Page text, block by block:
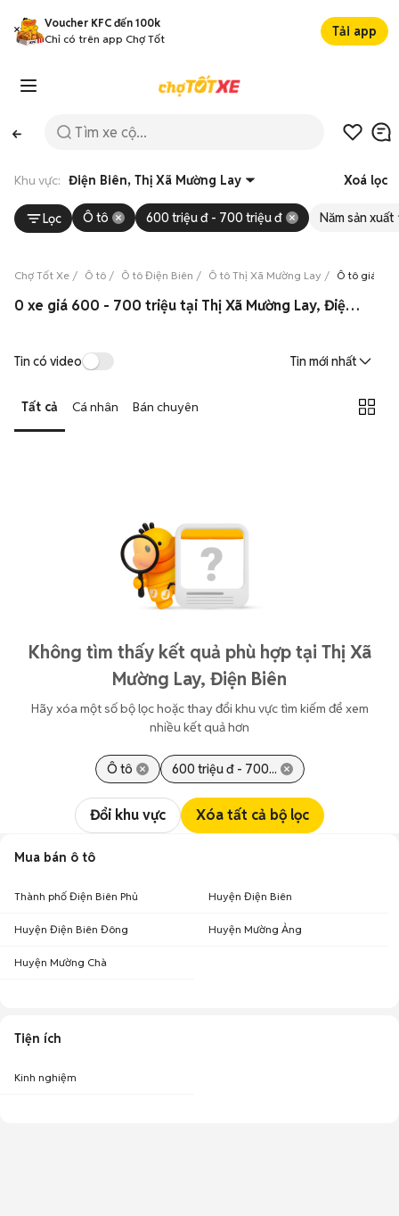
Voucher KFC đến 100k
Chỉ có trên app Chợ Tốt
Tải app
Khu vực: Điện Biên, Thị Xã Mường Lay Xoá lọc
Lọc Ô tô 600 triệu đ - 700 triệu đ Năm sản xuất
Chợ Tốt Xe Ô tô Ô tô Điện Biên Ô tô Thị Xã Mường Lay Ô tô giá từ
0 xe giá 600 - 700 triệu tại Thị Xã Mường Lay, Điện Biên 08/2026
Tin có video Tin mới nhất
Tất cả Cá nhân Bán chuyên
Không tìm thấy kết quả phù hợp tại Thị Xã
Mường Lay, Điện Biên
Hãy xóa một số bộ lọc hoặc thay đổi khu vực tìm kiếm để xem
nhiều kết quả hơn
Ô tô 600 triệu đ - 700...
Đổi khu vực Xóa tất cả bộ lọc
Mua bán ô tô
Thành phố Điện Biên Phủ Huyện Điện Biên
Huyện Điện Biên Đông Huyện Mường Ảng
Huyện Mường Chà
Tiện ích
Kinh nghiệm